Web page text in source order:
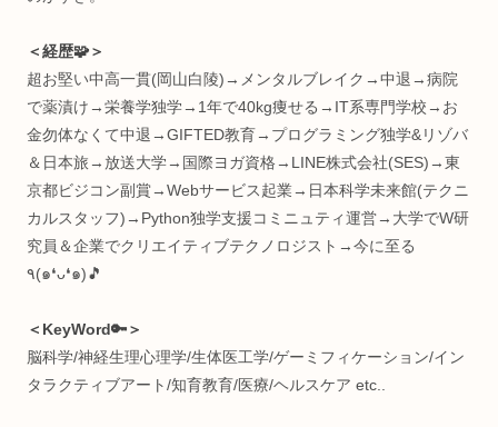
株式会社ワントゥーテン
早稲田大学 理工学術院総合研究所嘱託研究員
総合研究機構 ヒューマンパフォーマンス研究所招聘研究員
※発言は私個人の見解であり、所属組織を代表するもので
りません。
＜自己紹介🛸＞
十代で重度の病にかかり、身体の健康や脳の仕組みに興味
グに行き着く。健康を目指し続ける過程で何かよくわから
ちに快復し、好奇心だけが残ってしまった存在。人間を究
のがすき。